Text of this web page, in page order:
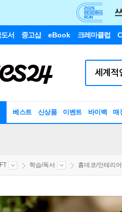
서 중고샵 eBook 크레마클럽
베스트 신상품 이벤트 바이백 매
학습/독서 홈데코/인테리어